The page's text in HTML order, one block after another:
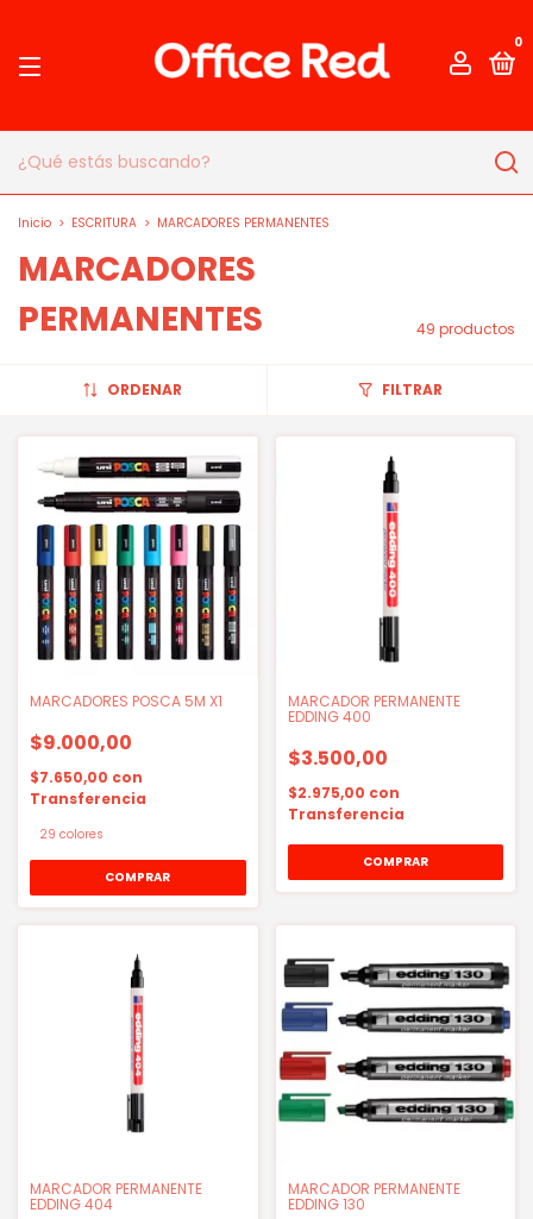
0
Inicio > ESCRITURA > MARCADORES PERMANENTES
MARCADORES
PERMANENTES
49 productos
ORDENAR FILTRAR
MARCADORES POSCA 5M X1
$9.000,00
$7.650,00 con
Transferencia
29 colores
COMPRAR
MARCADOR PERMANENTE
EDDING 400
$3.500,00
$2.975,00 con
Transferencia
COMPRAR
MARCADOR PERMANENTE
EDDING 404
MARCADOR PERMANENTE
EDDING 130